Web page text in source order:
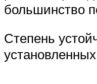
большинство
Степень